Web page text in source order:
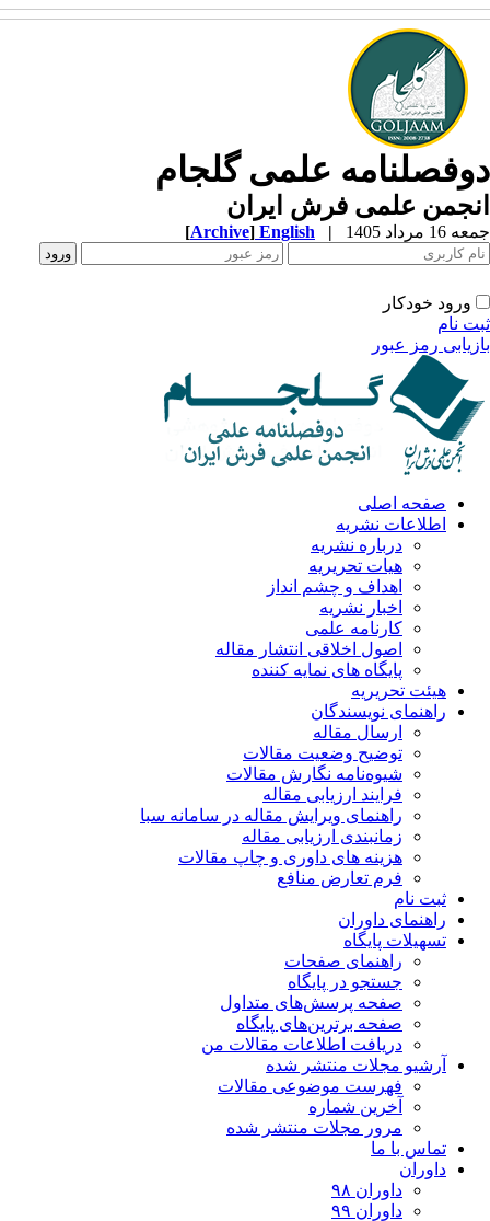
علمی گلجام
علمی فرش ایران
مرداد 1405 |
English
[Archive]
ورود خودکار
نام
رمز عبور
صفحه اصلی
اطلاعات نشریه
درباره نشریه
هیات تحریریه
اهداف و چشم انداز
اخبار نشریه
کارنامه علمی
اصول اخلاقی انتشار مقاله
پایگاه های نمایه کننده
هیئت تحریریه
راهنمای نویسندگان
ارسال مقاله
توضیح وضعیت مقالات
شیوه‌نامه نگارش مقالات
فرایند ارزیابی مقاله
راهنمای ویرایش مقاله در سامانه سبا
زمانبندی ارزیابی مقاله
هزینه های داوری و چاپ مقالات
فرم تعارض منافع
ثبت نام
راهنمای داوران
تسهیلات پایگاه
راهنمای صفحات
جستجو در پایگاه
صفحه پرسش‌های متداول
صفحه برترین‌های پایگاه
دریافت اطلاعات مقالات من
آرشیو مجلات منتشر شده
فهرست موضوعی مقالات
آخرین شماره
مرور مجلات منتشر شده
تماس با ما
داوران
داوران ۹۸
داوران ۹۹